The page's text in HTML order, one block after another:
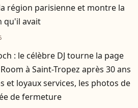
région parisienne et montre la
qu'il avait
: le célèbre DJ tourne la page
à Saint-Tropez après 30 ans
et loyaux services, les photos de
de fermeture